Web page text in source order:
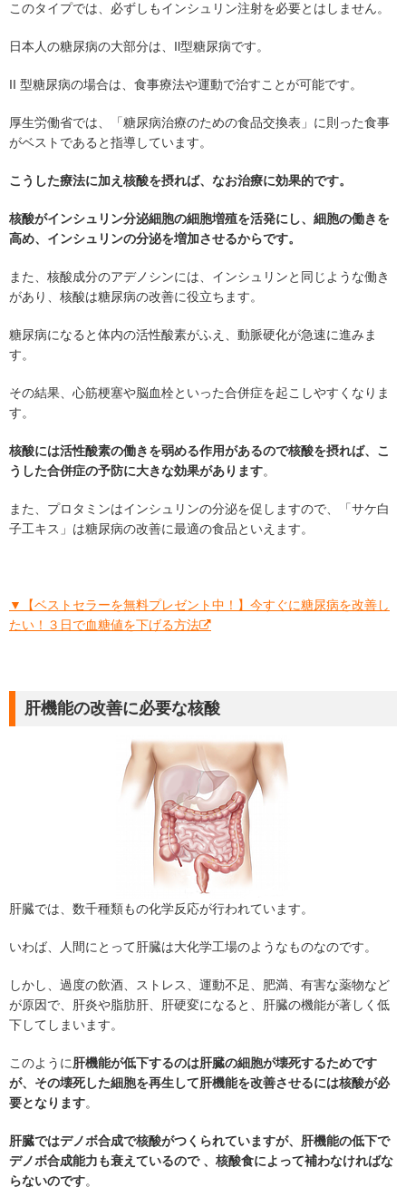
このタイプでは、必ずしもインシュリン注射を必要とはしません。
日本人の糖尿病の大部分は、Il型糖尿病です。
II 型糖尿病の場合は、食事療法や運動で治すことが可能です。
厚生労働省では、「糖尿病治療のための食品交換表」に則った食事
がベストであると指導しています。
こうした療法に加え核酸を摂れば、なお治療に効果的です。
核酸がインシュリン分泌細胞の細胞増殖を活発にし、細胞の働きを
高め、インシュリンの分泌を増加させるからです。
また、核酸成分のアデノシンには、インシュリンと同じような働き
があり、核酸は糖尿病の改善に役立ちます。
糖尿病になると体内の活性酸素がふえ、動脈硬化が急速に進みま
す。
その結果、心筋梗塞や脳血栓といった合併症を起こしやすくなりま
す。
核酸には活性酸素の働きを弱める作用があるので核酸を摂れば、こ
うした合併症の予防に大きな効果があります。
また、プロタミンはインシュリンの分泌を促しますので、「サケ白
子工キス」は糖尿病の改善に最適の食品といえます。
▼【ベストセラーを無料プレゼント中！】今すぐに糖尿病を改善し
たい！３日で血糖値を下げる方法
肝機能の改善に必要な核酸
肝臓では、数千種類もの化学反応が行われています。
いわば、人間にとって肝臓は大化学工場のようなものなのです。
しかし、過度の飲酒、ストレス、運動不足、肥満、有害な薬物など
が原因で、肝炎や脂肪肝、肝硬変になると、肝臓の機能が著しく低
下してしまいます。
このように肝機能が低下するのは肝臓の細胞が壊死するためです
が、その壊死した細胞を再生して肝機能を改善させるには核酸が必
要となります。
肝臓ではデノボ合成で核酸がつくられていますが、肝機能の低下で
デノボ合成能力も衰えているので 、核酸食によって補わなければな
らないのです。